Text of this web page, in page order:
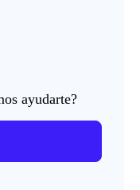
ayudarte?